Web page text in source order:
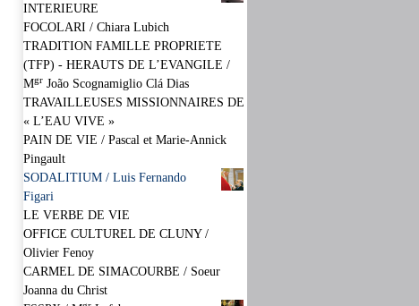
INTERIEURE
FOCOLARI / Chiara Lubich
TRADITION FAMILLE PROPRIETE
(TFP) - HERAUTS DE L’EVANGILE /
Mgr João Scognamiglio Clá Dias
TRAVAILLEUSES MISSIONNAIRES DE
« L’EAU VIVE »
PAIN DE VIE / Pascal et Marie-Annick
Pingault
SODALITIUM / Luis Fernando
Figari
LE VERBE DE VIE
OFFICE CULTUREL DE CLUNY /
Olivier Fenoy
CARMEL DE SIMACOURBE / Soeur
Joanna du Christ